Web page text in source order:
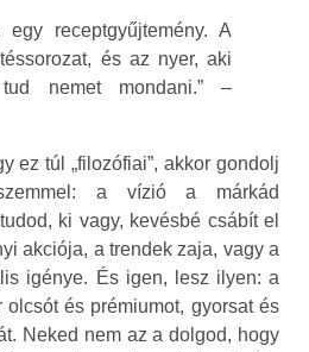
receptgyűjtemény. A
és az nyer, aki
tud nemet mondani.” –
ez túl „filozófiai”, akkor gondolj
a vízió a márkád
ki vagy, kevésbé csábít el
akciója, a trendek zaja, vagy a
igénye. És igen, lesz ilyen: a
és prémiumot, gyorsat és
Neked nem az a dolgod, hogy